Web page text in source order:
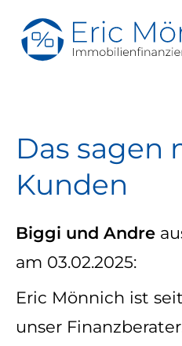
Das sagen
Kunden
Biggi und Andre
am 03.02.2025:
Eric Mönnich ist
unser